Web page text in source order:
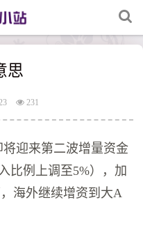
思
231
迎来第二波增量资金
比例上调至5%），加
海外继续增资到大A